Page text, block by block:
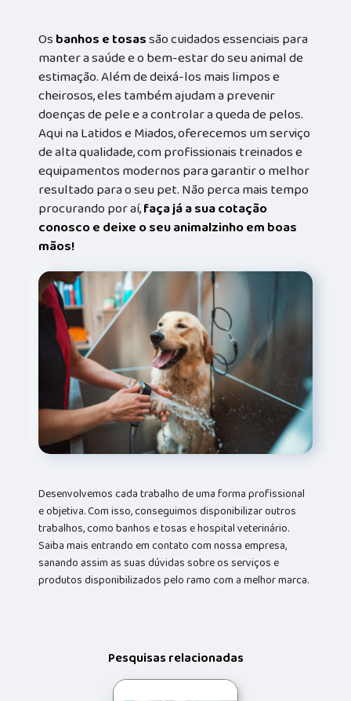
Osbanhos e tosassão cuidados essenciais para
manter a saúde e o bem-estar do seu animal de
estimação. Além de deixá-los mais limpos e
cheirosos, eles também ajudam a prevenir
doenças de pele e a controlar a queda de pelos.
Aqui na Latidos e Miados, oferecemos um serviço
de alta qualidade, com profissionais treinados e
equipamentos modernos para garantir o melhor
resultado para o seu pet. Não perca mais tempo
procurando por aí,faça já a sua cotação
conosco e deixe o seu animalzinho em boas
mãos!
Desenvolvemos cada trabalho de uma forma profissional
e objetiva. Com isso, conseguimos disponibilizar outros
trabalhos, como banhos e tosas e hospital veterinário.
Saiba mais entrando em contato com nossa empresa,
sanando assim as suas dúvidas sobre os serviços e
produtos disponibilizados pelo ramo com a melhor marca.
Pesquisas relacionadas